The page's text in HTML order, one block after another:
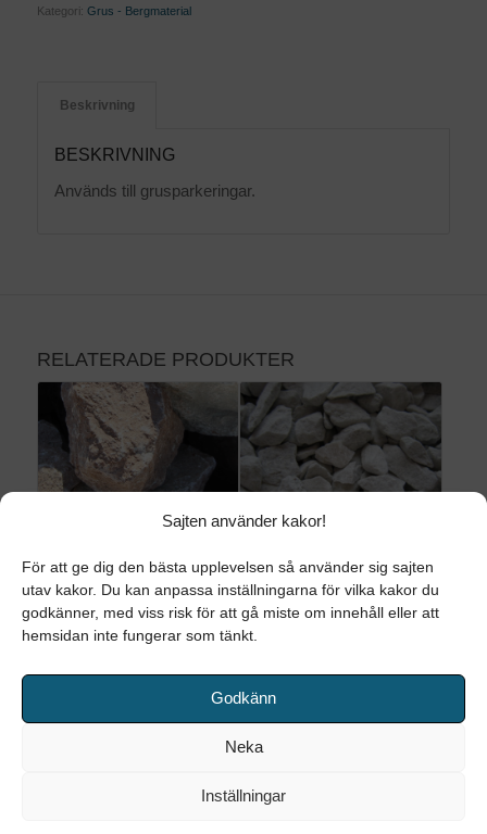
Sajten använder kakor!
För att ge dig den bästa upplevelsen så använder sig sajten
utav kakor. Du kan anpassa inställningarna för vilka kakor du
godkänner, med viss risk för att gå miste om innehåll eller att
hemsidan inte fungerar som tänkt.
Godkänn
Neka
Inställningar
Kategori: Grus - Bergmaterial
Beskrivning
BESKRIVNING
Används till grusparkeringar.
RELATERADE PRODUKTER
MAKADAM 60-150
Förstärkningslager på
MAKADAM 6-10
grusgångar,
grusparkeringar mm.